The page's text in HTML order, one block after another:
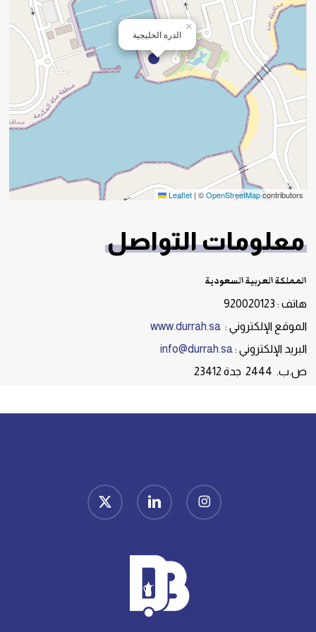
الدرة الخليجية
×
Leaflet | ©OpenStreetMapcontributors
معلومات التواصل
المملكة العربية السعودية
هاتف : 920020123
الموقع الإلكتروني :www.durrah.sa
البريد الإلكتروني :info@durrah.sa
ص.ب. 2444 جدة 23412
x-
twitter
linkedin instagram